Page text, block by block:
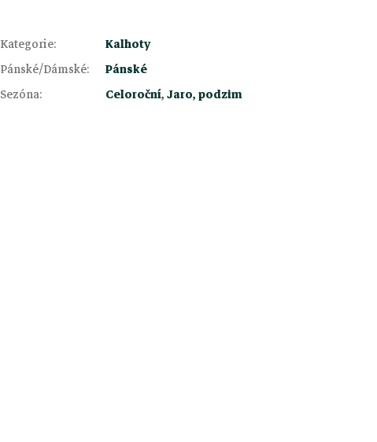
Kategorie:
Kalhoty
Pánské/Dámské:
Pánské
Sezóna: Celoroční,Jaro, podzim